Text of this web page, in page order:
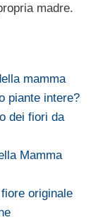
madre.
mamma
piante intere?
dei fiori da
Mamma
originale